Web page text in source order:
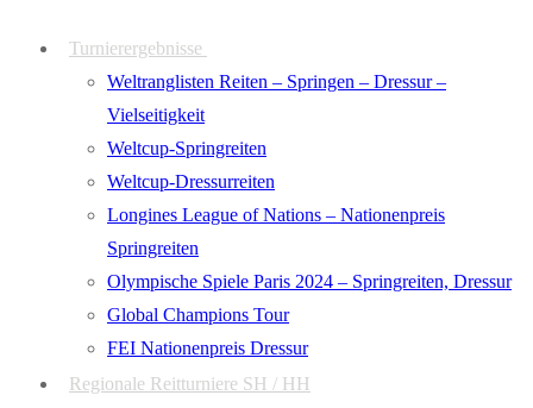
Turnierergebnisse
Weltranglisten Reiten – Springen – Dressur –
Vielseitigkeit
Weltcup-Springreiten
Weltcup-Dressurreiten
Longines League of Nations – Nationenpreis
Springreiten
Olympische Spiele Paris 2024 – Springreiten, Dressur
Global Champions Tour
FEI Nationenpreis Dressur
Regionale Reitturniere SH / HH